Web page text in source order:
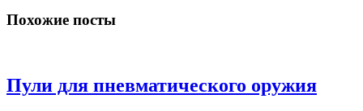
Похожие посты
Пули для пневматического оружия